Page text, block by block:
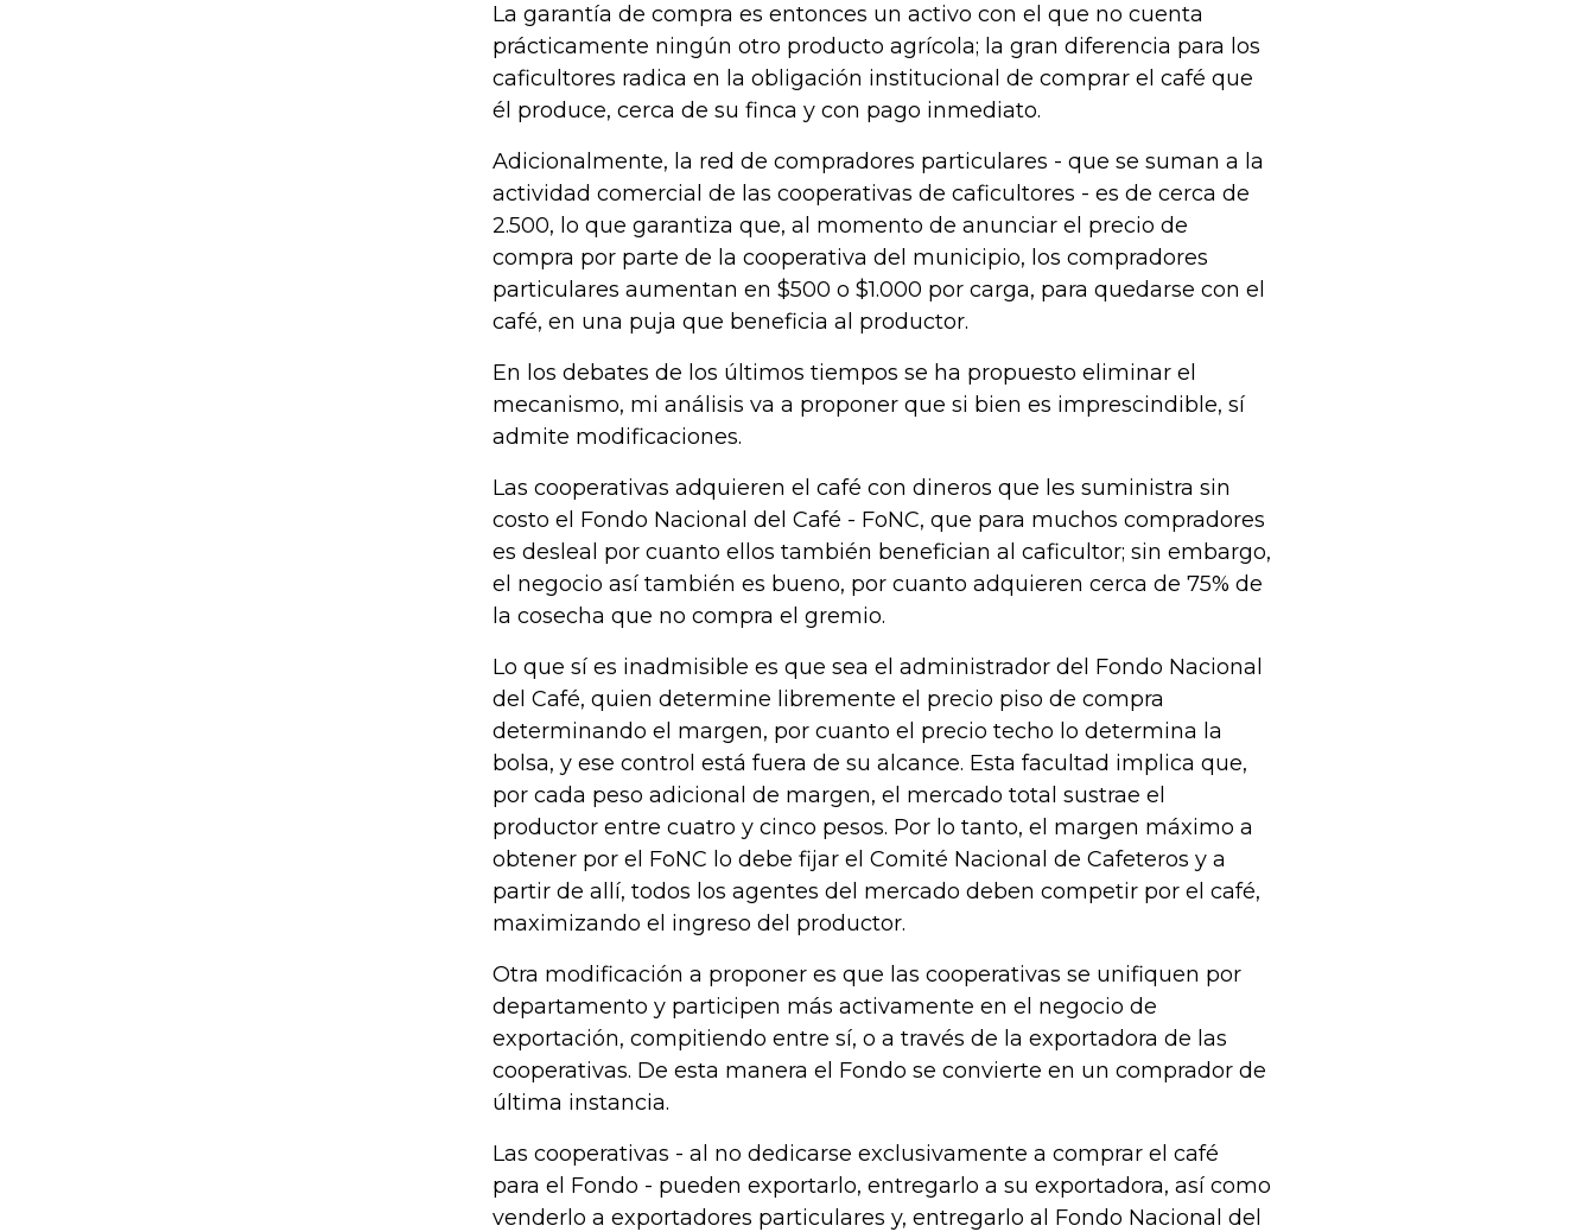
La garantía de compra es entonces un activo con el que no cuenta
prácticamente ningún otro producto agrícola; la gran diferencia para los
caficultores radica en la obligación institucional de comprar el café que
él produce, cerca de su finca y con pago inmediato.
Adicionalmente, la red de compradores particulares - que se suman a la
actividad comercial de las cooperativas de caficultores - es de cerca de
2.500, lo que garantiza que, al momento de anunciar el precio de
compra por parte de la cooperativa del municipio, los compradores
particulares aumentan en $500 o $1.000 por carga, para quedarse con el
café, en una puja que beneficia al productor.
En los debates de los últimos tiempos se ha propuesto eliminar el
mecanismo, mi análisis va a proponer que si bien es imprescindible, sí
admite modificaciones.
Las cooperativas adquieren el café con dineros que les suministra sin
costo el Fondo Nacional del Café - FoNC, que para muchos compradores
es desleal por cuanto ellos también benefician al caficultor; sin embargo,
el negocio así también es bueno, por cuanto adquieren cerca de 75% de
la cosecha que no compra el gremio.
Lo que sí es inadmisible es que sea el administrador del Fondo Nacional
del Café, quien determine libremente el precio piso de compra
determinando el margen, por cuanto el precio techo lo determina la
bolsa, y ese control está fuera de su alcance. Esta facultad implica que,
por cada peso adicional de margen, el mercado total sustrae el
productor entre cuatro y cinco pesos. Por lo tanto, el margen máximo a
obtener por el FoNC lo debe fijar el Comité Nacional de Cafeteros y a
partir de allí, todos los agentes del mercado deben competir por el café,
maximizando el ingreso del productor.
Otra modificación a proponer es que las cooperativas se unifiquen por
departamento y participen más activamente en el negocio de
exportación, compitiendo entre sí, o a través de la exportadora de las
cooperativas. De esta manera el Fondo se convierte en un comprador de
última instancia.
Las cooperativas - al no dedicarse exclusivamente a comprar el café
para el Fondo - pueden exportarlo, entregarlo a su exportadora, así como
venderlo a exportadores particulares y, entregarlo al Fondo Nacional del